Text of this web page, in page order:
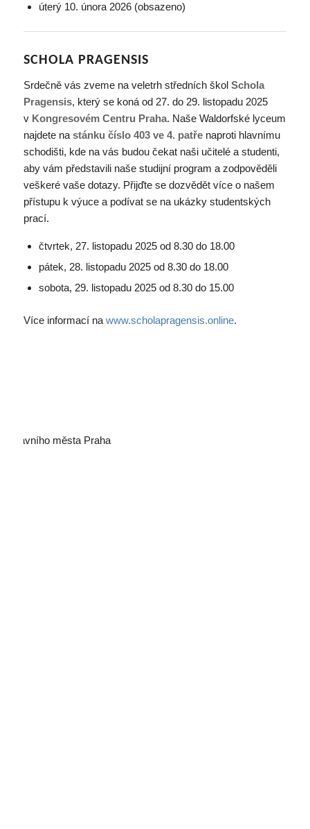
úterý 10. února 2026 (obsazeno)
SCHOLA PRAGENSIS
Srdečně vás zveme na veletrh středních škol Schola
Pragensis, který se koná od 27. do 29. listopadu 2025
v Kongresovém Centru Praha. Naše Waldorfské lyceum
najdete na stánku číslo 403 ve 4. patřenaproti hlavnímu
schodišti, kde na vás budou čekat naši učitelé a studenti,
aby vám představili naše studijní program a zodpověděli
veškeré vaše dotazy. Přijďte se dozvědět více o našem
přístupu k výuce a podívat se na ukázky studentských
prací.
čtvrtek, 27. listopadu 2025 od 8.30 do 18.00
pátek, 28. listopadu 2025 od 8.30 do 18.00
sobota, 29. listopadu 2025 od 8.30 do 15.00
Více informací na www.scholapragensis.online.